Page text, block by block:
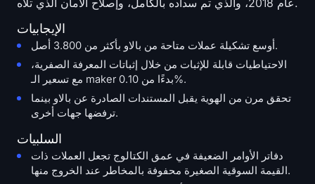
عام 2018، والذي تم سداده بالكامل، وإصلاح الأمان الذي تلاه.
الإيجابيات
أوسع تشكيلة عملات متاحة من بالاو بأكثر من 3.800 أصل.
الاحتياطيات قابلة للإثبات من خلال إثباتات المعرفة الصفرية،
مع تسعير الـ maker بدءًا من 0.10%.
تحقق مرن من الهوية يقبل المستندات الصادرة عن بالاو بينما
ترفضها جهات أخرى.
السلبيات
دفاتر الأوامر الضعيفة في عمق الكتالوج تجعل العملات ذات
القيمة السوقية الصغيرة محفوفة بالمخاطر عند الخروج منها.